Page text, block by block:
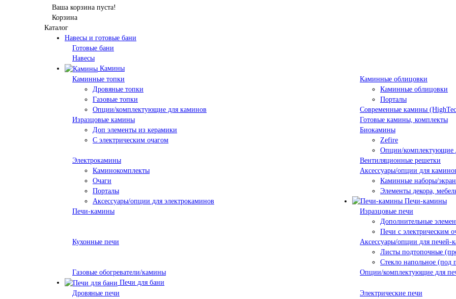
Ваша корзина пуста!
Корзина
Каталог
Навесы и готовые бани
Готовые бани
Навесы
Камины
Каминные топки
Дровяные топки
Газовые топки
Опции/комплектующие для каминов
Каминные облицовки
Каминные облицовки
Порталы
Современные камины
Изразцовые камины
Доп элементы из керамики
С электрическим очагом
Готовые камины, комплекты
Биокамины
Zefire
Опции/комплектующие
Электрокамины
Каминокомплекты
Очаги
Порталы
Аксессуары/опции для электрокаминов
Вентиляционные решетки
Аксессуары/опции для
Каминные наборы/
Элементы декора,
Печи-камины
Печи-камины
Изразцовые печи
Дополнительные
Печи с электрическим
Кухонные печи
Аксессуары/опции для печей-
Листы подтопочные
Стекло напольное (под
Газовые обогреватели/камины
Опции/комплектующие для
Печи для бани
Дровяные печи
Электрические печи